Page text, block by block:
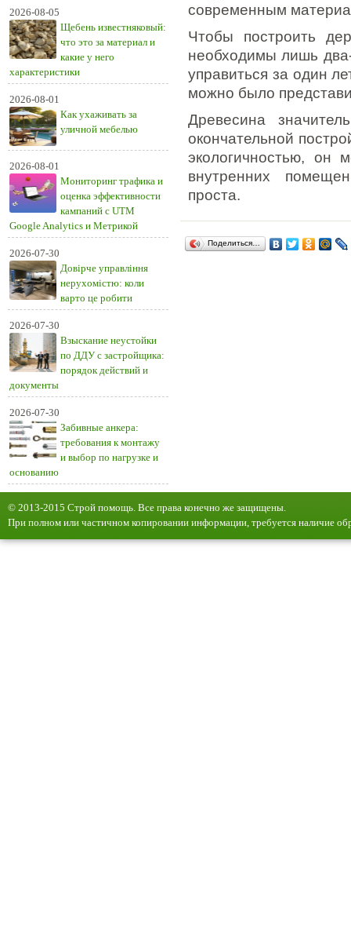
2026-08-05
Щебень известняковый:
что это за материал и
какие у него
характеристики
2026-08-01
Как ухаживать за
уличной мебелью
2026-08-01
Мониторинг трафика и
оценка эффективности
кампаний с UTM
Google Analytics и Метрикой
2026-07-30
Довірче управління
нерухомістю: коли
варто це робити
2026-07-30
Взыскание неустойки
по ДДУ с застройщика:
порядок действий и
документы
2026-07-30
Забивные анкера:
требования к монтажу
и выбор по нагрузке и
основанию
современным
Чтобы построить
необходимы лишь
управиться за один
можно было
Древесина
окончательной
экологичностью, он
внутренних
проста.
Поделиться…
© 2013-2015 Строй помощь. Все права конечно же защищены.
При полном или частичном копировании информации, требуется наличие